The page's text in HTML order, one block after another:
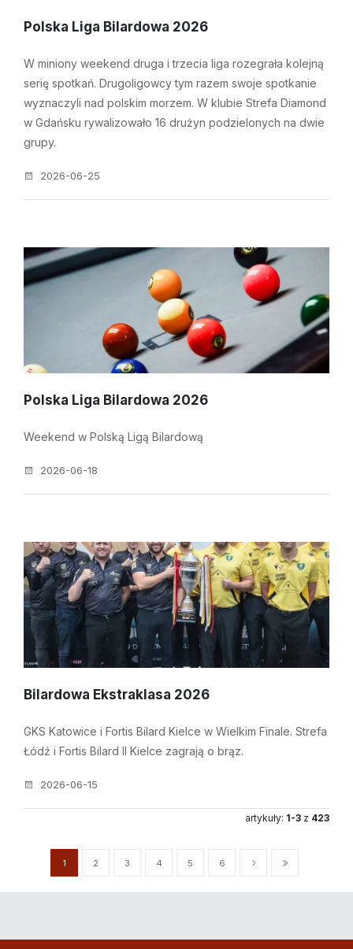
Polska Liga Bilardowa 2026
W miniony weekend druga i trzecia liga rozegrała kolejną
serię spotkań. Drugoligowcy tym razem swoje spotkanie
wyznaczyli nad polskim morzem. W klubie Strefa Diamond
w Gdańsku rywalizowało 16 drużyn podzielonych na dwie
grupy.
2026-06-25
Polska Liga Bilardowa 2026
Weekend w Polską Ligą Bilardową
2026-06-18
Bilardowa Ekstraklasa 2026
GKS Katowice i Fortis Bilard Kielce w Wielkim Finale. Strefa
Łódź i Fortis Bilard II Kielce zagrają o brąz.
2026-06-15
artykuły: 1-3 z 423
1 2 3 4 5 6